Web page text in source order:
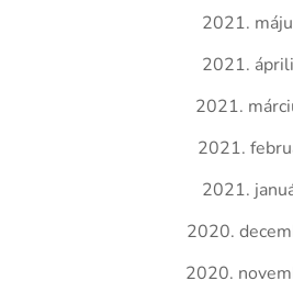
2021.
2021.
2021.
2021.
2021.
2020.
2020.